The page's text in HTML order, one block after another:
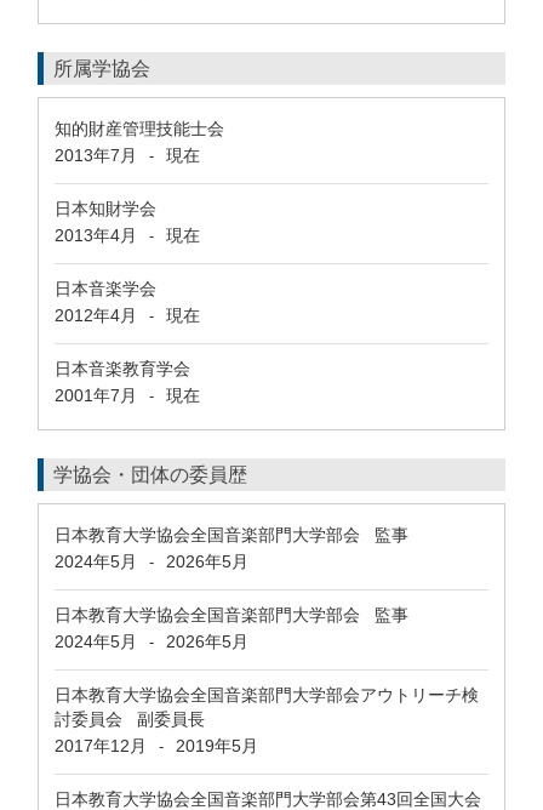
所属学協会
知的財産管理技能士会
2013年7月
- 現在
日本知財学会
2013年4月
- 現在
日本音楽学会
2012年4月
- 現在
日本音楽教育学会
2001年7月
- 現在
学協会・団体の委員歴
日本教育大学協会全国音楽部門大学部会 監事
2024年5月
- 2026年5月
日本教育大学協会全国音楽部門大学部会 監事
2024年5月
- 2026年5月
日本教育大学協会全国音楽部門大学部会アウトリーチ検
討委員会 副委員長
2017年12月
- 2019年5月
日本教育大学協会全国音楽部門大学部会第43回全国大会